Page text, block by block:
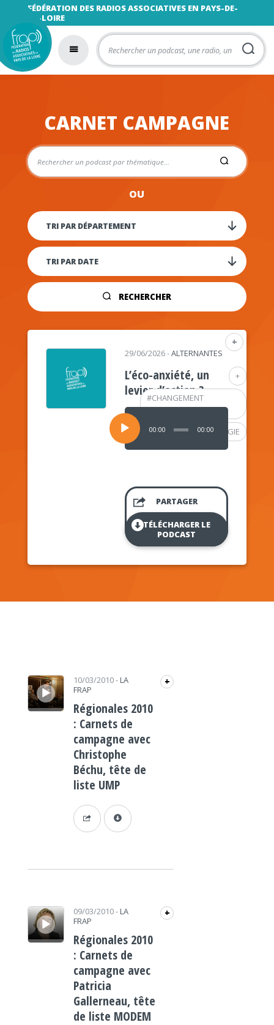
FÉDÉRATION DES RADIOS ASSOCIATIVES EN PAYS-DE-
LA-LOIRE
CARNET CAMPAGNE
OU
RECHERCHER
+
+
#CHANGEMENT
CLIMATIQUE
#PSYCHOLOGIE
29/06/2026-ALTERNANTES
L’éco-anxiété, un
levier d’action ?
Lecteur
audio
00:00 00:00
PARTAGER
TÉLÉCHARGER LE
PODCAST
Lecteur audio 10/03/2010- LA
FRAP
+
Régionales 2010
: Carnets de
campagne avec
Christophe
Béchu, tête de
liste UMP
Lecteur audio 09/03/2010- LA
FRAP
+
Régionales 2010
: Carnets de
campagne avec
Patricia
Gallerneau, tête
de liste MODEM